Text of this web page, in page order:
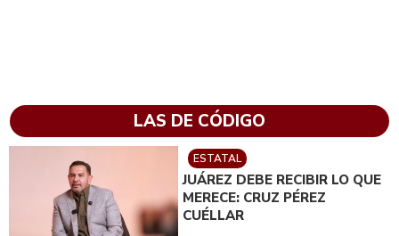
LAS DE CÓDIGO
ESTATAL
JUÁREZ DEBE RECIBIR LO QUE
MERECE: CRUZ PÉREZ
CUÉLLAR